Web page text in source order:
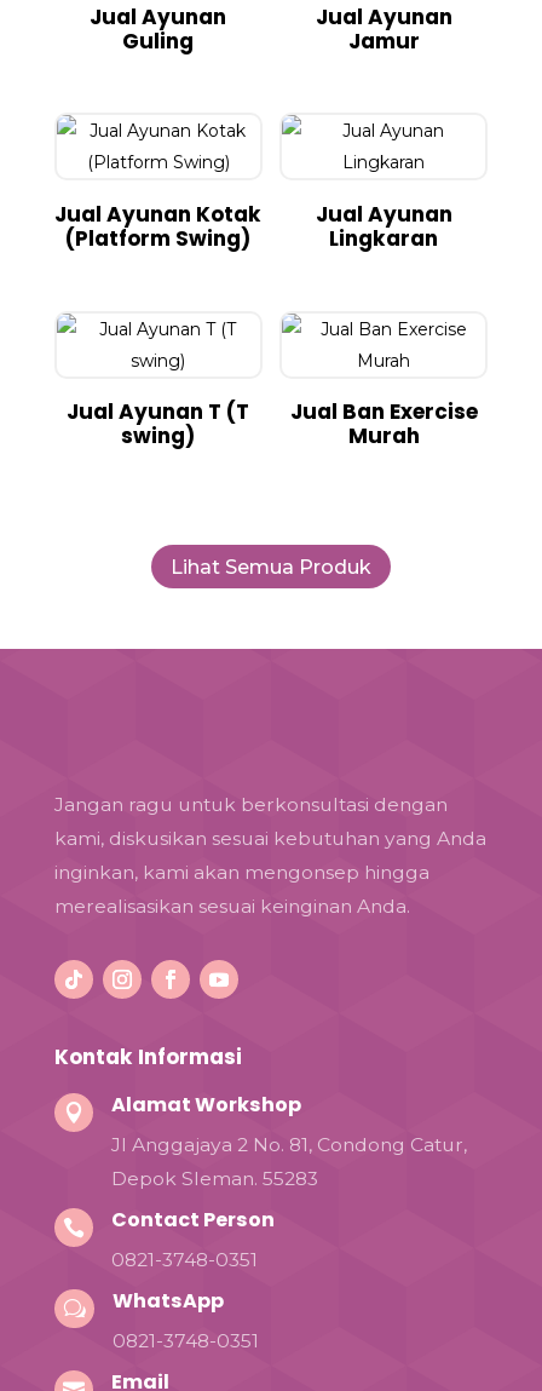
Jual Ayunan
Guling
Jual Ayunan
Jamur
Jual Ayunan Kotak
(Platform Swing)
Jual Ayunan
Lingkaran
Jual Ayunan T (T
swing)
Jual Ban Exercise
Murah
Lihat Semua Produk
Jangan ragu untuk berkonsultasi dengan
kami, diskusikan sesuai kebutuhan yang Anda
inginkan, kami akan mengonsep hingga
merealisasikan sesuai keinginan Anda.
Kontak Informasi
 Alamat Workshop
Jl Anggajaya 2 No. 81, Condong Catur,
Depok Sleman. 55283
 Contact Person
0821-3748-0351
w WhatsApp
0821-3748-0351
Email